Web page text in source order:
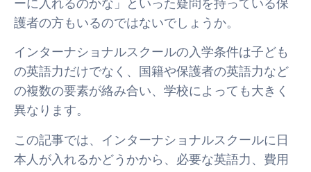
ーに入れるのかな」といった疑問を持っている保
護者の方もいるのではないでしょうか。
インターナショナルスクールの入学条件は子ども
の英語力だけでなく、国籍や保護者の英語力など
の複数の要素が絡み合い、学校によっても大きく
異なります。
この記事では、インターナショナルスクールに日
本人が入れるかどうかから、必要な英語力、費用